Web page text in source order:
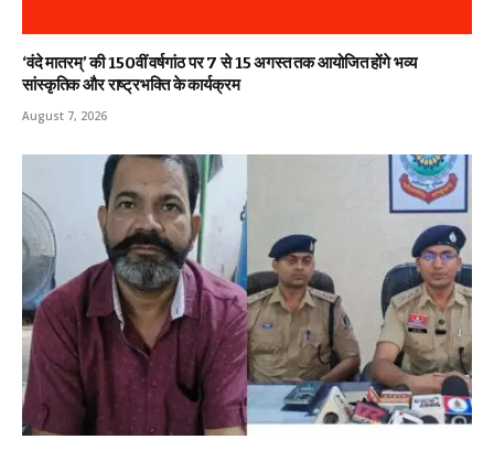
‘वंदे मातरम्’ की 150वीं वर्षगांठ पर 7 से 15 अगस्त तक आयोजित होंगे भव्य
सांस्कृतिक और राष्ट्रभक्ति के कार्यक्रम
August 7, 2026